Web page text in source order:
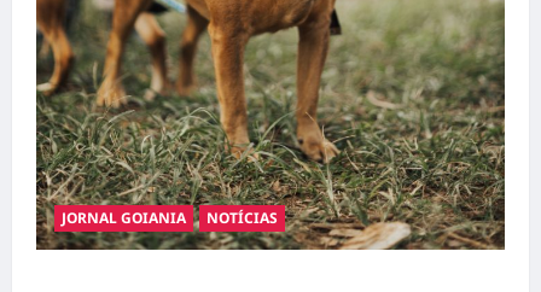
JORNAL GOIANIA NOTÍCIAS